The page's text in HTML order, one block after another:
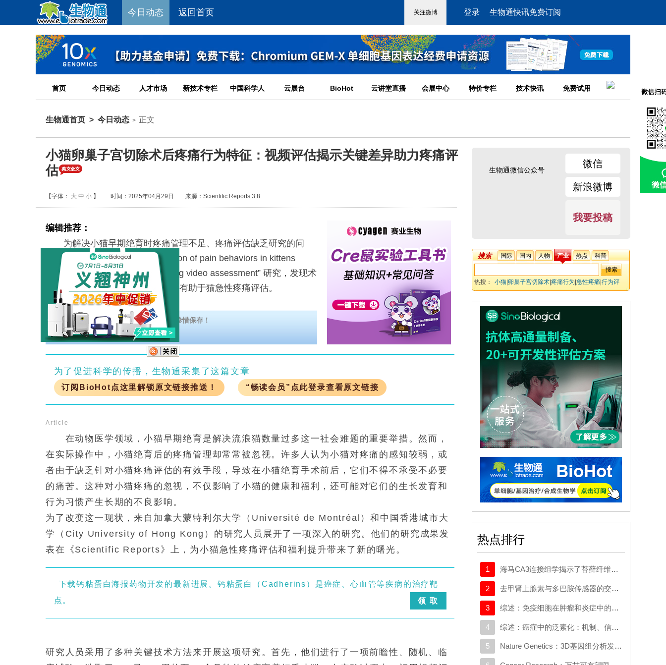
今日动态 返回首页 登录 生物通快讯免费订阅
首页 今日动态 人才市场 新技术专栏 中国科学人 云展台 BioHot 云讲堂直播 会展中心 特价专栏 技术快讯 免费试用
生物通首页 > 今日动态 > 正文
小猫卵巢子宫切除术后疼痛行为特征：视频评估揭示关键差异助力疼痛评
估
【字体： 大 中 小 】 时间：2025年04月29日 来源：Scientific Reports 3.8
编辑推荐：
为解决小猫早期绝育时疼痛管理不足、疼痛评估缺乏研究的问
题，研究人员开展 “Characterization of pain behaviors in kittens
following ovariohysterectomy using video assessment” 研究，发现术
后疼痛与非疼痛小猫行为有差异，有助于猫急性疼痛评估。
下载传染病诊断相关资料汇总，汇总不易珍惜保存！
为了促进科学的传播，生物通采集了这篇文章
订阅BioHot点这里解锁原文链接推送！ “畅读会员”点此登录查看原文链接
Article
在动物医学领域，小猫早期绝育是解决流浪猫数量过多这一社会难题的重要举措。然而，
在实际操作中，小猫绝育后的疼痛管理却常常被忽视。许多人认为小猫对疼痛的感知较弱，或
者由于缺乏针对小猫疼痛评估的有效手段，导致在小猫绝育手术前后，它们不得不承受不必要
的痛苦。这种对小猫疼痛的忽视，不仅影响了小猫的健康和福利，还可能对它们的生长发育和
行为习惯产生长期的不良影响。
为了改变这一现状，来自加拿大蒙特利尔大学（Université de Montréal）和中国香港城市大
学（City University of Hong Kong）的研究人员展开了一项深入的研究。他们的研究成果发
表在《Scientific Reports》上，为小猫急性疼痛评估和福利提升带来了新的曙光。
下载钙粘蛋白海报药物开发的最新进展。钙粘蛋白（Cadherins）是癌症、心血管等疾病的治疗靶
点。
领 取
研究人员采用了多种关键技术方法来开展这项研究。首先，他们进行了一项前瞻性、随机、临
生物通微信公众号
微信
新浪微博
我要投稿
搜索 国际 国内 人物 产业 热点 科普
热搜： 小猫 卵巢子宫切除术 疼痛行为 急性疼痛 行为评
热点排行
1 海马CA3连接组学揭示了苔藓纤维输入梯度及对锥体细胞的选择性前馈抑制
2 去甲肾上腺素与多巴胺传感器的交叉反应取决于局部神经支配密度
3 综述：免疫细胞在肿瘤和炎症中的迁移：分子机制与治疗靶点
4 综述：癌症中的泛素化：机制、信号网络及潜在的治疗机会
5 Nature Genetics：3D基因组分析发现与克罗恩病相关的新基因